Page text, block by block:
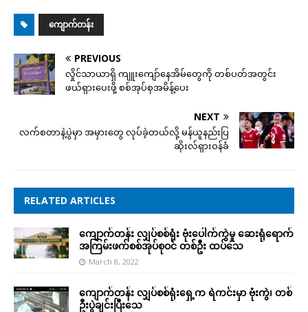
ကျောက်တန်း
PREVIOUS
လှိုင်သာယာရှိ ကျူးကျော်နေအိမ်တွေကို တစ်ပတ်အတွင်း
ဖယ်ရှားပေးဖို့ စစ်အုပ်စုအမိန့်ပေး
NEXT
လက်စတာနဲ့ပွဲမှာ အမှားတွေ လုပ်ခဲ့တယ်လို့ မန်ယူနည်းပြ
ဆိုးလ်ရှားဝန်ခံ
RELATED ARTICLES
ကျောက်တန်း လျှပ်စစ်ရုံး ဗုံးပေါက်ကွဲမှု ဆေးရုံရောက်
အကြမ်းဖက်စစ်အုပ်စုဝင် တစ်ဦး ထပ်သေ
March 8, 2022
ကျောက်တန်း လျှပ်စစ်ရုံးရှေ့က ရဲကင်းမှာ ဗုံးကွဲ၊ တစ်
ဦးပွဲချင်းပြီးသေ